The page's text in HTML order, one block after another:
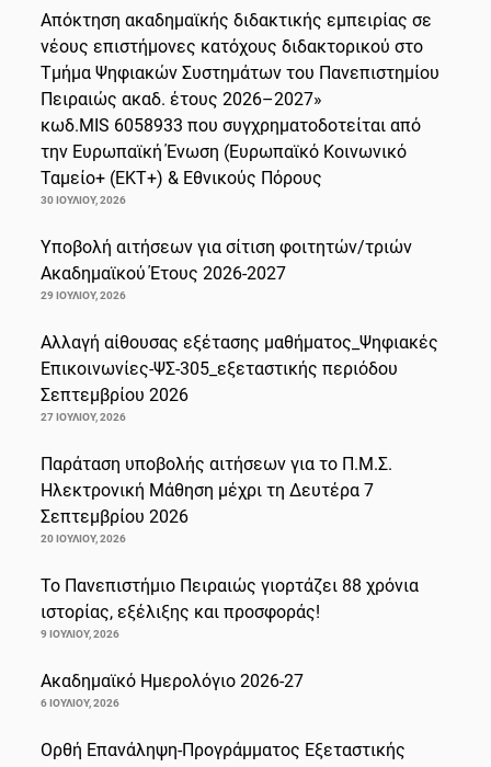
Απόκτηση ακαδημαϊκής διδακτικής εμπειρίας σε
νέους επιστήμονες κατόχους διδακτορικού στο
Τμήμα Ψηφιακών Συστημάτων του Πανεπιστημίου
Πειραιώς ακαδ. έτους 2026–2027»
κωδ.MIS 6058933 που συγχρηματοδοτείται από
την Ευρωπαϊκή Ένωση (Ευρωπαϊκό Κοινωνικό
Ταμείο+ (ΕΚΤ+) & Εθνικούς Πόρους
30 ΙΟΥΛΊΟΥ, 2026
Υποβολή αιτήσεων για σίτιση φοιτητών/τριών
Ακαδημαϊκού Έτους 2026-2027
29 ΙΟΥΛΊΟΥ, 2026
Αλλαγή αίθουσας εξέτασης μαθήματος_Ψηφιακές
Επικοινωνίες-ΨΣ-305_εξεταστικής περιόδου
Σεπτεμβρίου 2026
27 ΙΟΥΛΊΟΥ, 2026
Παράταση υποβολής αιτήσεων για το Π.Μ.Σ.
Ηλεκτρονική Μάθηση μέχρι τη Δευτέρα 7
Σεπτεμβρίου 2026
20 ΙΟΥΛΊΟΥ, 2026
Το Πανεπιστήμιο Πειραιώς γιορτάζει 88 χρόνια
ιστορίας, εξέλιξης και προσφοράς!
9 ΙΟΥΛΊΟΥ, 2026
Ακαδημαϊκό Ημερολόγιο 2026-27
6 ΙΟΥΛΊΟΥ, 2026
Ορθή Επανάληψη-Προγράμματος Εξεταστικής